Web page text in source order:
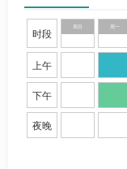
多例，手术成功
受病人和家属的
时段
上午
下午
夜晚
周日 周一